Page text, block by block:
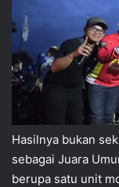
Hasilnya bukan
sebagai Juara
berupa satu unit